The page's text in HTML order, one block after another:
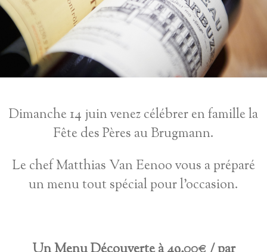
Dimanche 14 juin venez célébrer en famille la
Fête des Pères au Brugmann.
Le chef Matthias Van Eenoo vous a préparé
un menu tout spécial pour l'occasion.